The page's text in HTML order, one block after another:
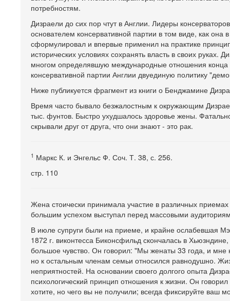
потребностям.
Дизраели до сих пор чтут в Англии. Лидеры
основателем консервативной партии в том виде, как
сформулировал и впервые применил на практике
исторических условиях сохранять власть в своих
многом определявшую международные отношения конца
консервативной партии Англии двуединую политику
Ниже публикуется фрагмент из книги о Бенджамине
Время часто бывало безжалостным к окружающим
тыс. фунтов. Быстро ухудшалось здоровье жены.
скрывали друг от друга, что они знают - это рак.
1 Маркс К. и Энгельс Ф. Соч. Т. 38, с. 256.
стр. 110
Жена стоически принимала участие в различных
большим успехом выступал перед массовыми
В июле супруги были на приеме, и крайне ослабевшая
1872 г. виконтесса Биконсфильд скончалась в
большое чувство. Он говорил: "Мы женаты 33 года, и
но к остальным членам семьи относился равнодушно.
неприятностей. На основании своего долгого опыта
психологический принцип отношения к жизни. Он
хотите, но чего вы не получили; всегда фиксируйте ваш